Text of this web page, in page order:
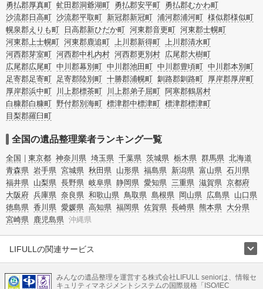
勇払郡厚真町 虻田郡洞爺湖町 勇払郡安平町 勇払郡むかわ町
沙流郡日高町 沙流郡平取町 新冠郡新冠町 浦河郡浦河町 様似郡様似町
幌泉郡えりも町
日高郡新ひだか町 河東郡音更町 河東郡士幌町
河東郡上士幌町 河東郡鹿追町 上川郡新得町 上川郡清水町
河西郡芽室町 河西郡中札内村 河西郡更別村 広尾郡大樹町
広尾郡広尾町 中川郡幕別町 中川郡池田町 中川郡豊頃町 中川郡本別町
足寄郡足寄町 足寄郡陸別町 十勝郡浦幌町 釧路郡釧路町 厚岸郡厚岸町
厚岸郡浜中町
川上郡標茶町 川上郡弟子屈町 阿寒郡鶴居村
白糠郡白糠町 野付郡別海町 標津郡中標津町 標津郡標津町
目梨郡羅臼町
全国の遺品整理業者ランキング一覧
全国 東京都 神奈川県 埼玉県 千葉県 茨城県 栃木県 群馬県 北海道
青森県 岩手県 宮城県 秋田県 山形県 福島県 新潟県 富山県 石川県
福井県 山梨県 長野県 岐阜県 静岡県 愛知県 三重県 滋賀県 京都府
大阪府 兵庫県 奈良県 和歌山県 鳥取県 島根県 岡山県 広島県 山口県
徳島県 香川県 愛媛県 高知県 福岡県 佐賀県 長崎県 熊本県 大分県
宮崎県 鹿児島県 沖縄県
LIFULLの関連サービス
不動産・住宅
引越し 老人ホーム 地方創生 ママの就労支援
みんなの遺品整理を運営する株式会社LIFULL seniorは、情報セ
キュリティマネジメントシステムの国際規格「ISO/IEC